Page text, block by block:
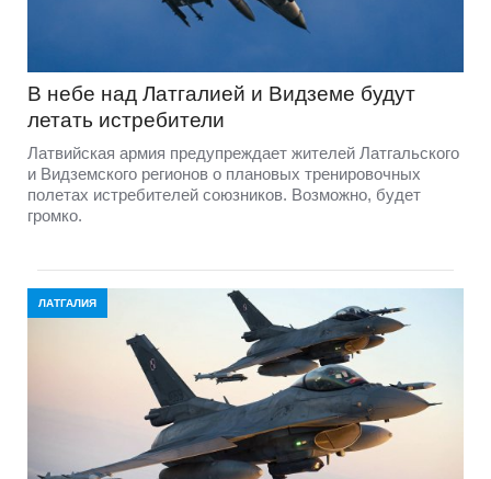
В небе над Латгалией и Видземе будут
летать истребители
Латвийская армия предупреждает жителей Латгальского
и Видземского регионов о плановых тренировочных
полетах истребителей союзников. Возможно, будет
громко.
ЛАТГАЛИЯ